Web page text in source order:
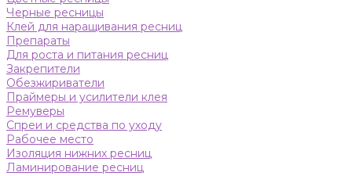
Черные ресницы
Клей для наращивания ресниц
Препараты
Для роста и питания ресниц
Закрепители
Обезжириватели
Праймеры и усилители клея
Ремуверы
Спреи и средства по уходу
Рабочее место
Изоляция нижних ресниц
Ламинирование ресниц